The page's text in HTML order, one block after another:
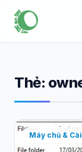
Thẻ:
Máy chủ &